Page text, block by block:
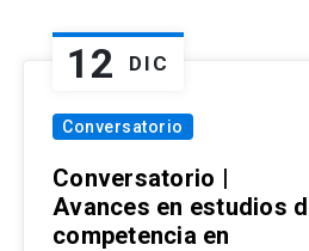
12 DIC
Conversatorio
Conversatorio |
Avances en estudios
competencia en